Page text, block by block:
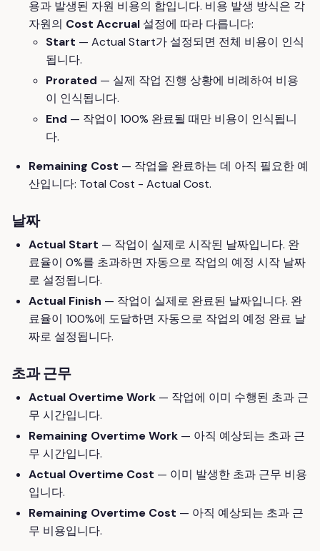
용과 발생된 자원 비용의 합입니다. 비용 발생 방식은 각
자원의 Cost Accrual 설정에 따라 다릅니다:
Start — Actual Start가 설정되면 전체 비용이 인식
됩니다.
Prorated — 실제 작업 진행 상황에 비례하여 비용
이 인식됩니다.
End — 작업이 100% 완료될 때만 비용이 인식됩니
다.
Remaining Cost — 작업을 완료하는 데 아직 필요한 예
산입니다: Total Cost - Actual Cost.
날짜
Actual Start — 작업이 실제로 시작된 날짜입니다. 완
료율이 0%를 초과하면 자동으로 작업의 예정 시작 날짜
로 설정됩니다.
Actual Finish — 작업이 실제로 완료된 날짜입니다. 완
료율이 100%에 도달하면 자동으로 작업의 예정 완료 날
짜로 설정됩니다.
초과 근무
Actual Overtime Work — 작업에 이미 수행된 초과 근
무 시간입니다.
Remaining Overtime Work — 아직 예상되는 초과 근
무 시간입니다.
Actual Overtime Cost — 이미 발생한 초과 근무 비용
입니다.
Remaining Overtime Cost — 아직 예상되는 초과 근
무 비용입니다.